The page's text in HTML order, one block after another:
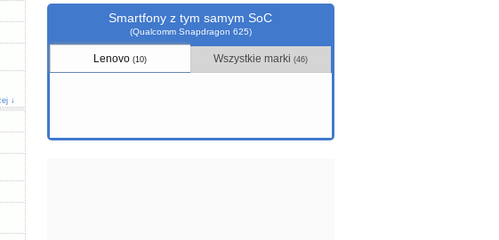
↓
Smartfony z tym samym SoC
(Qualcomm Snapdragon 625)
Lenovo(10) Wszystkie marki(46)